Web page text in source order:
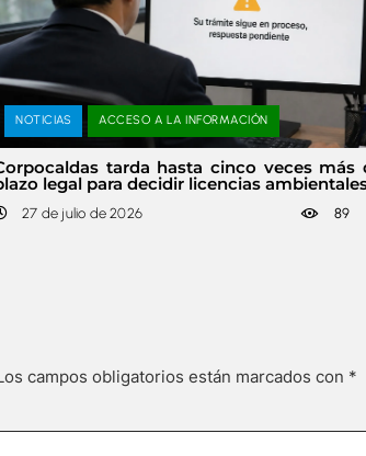
NOTICIAS ACCESO A LA INFORMACIÓN
tarda hasta cinco veces más
legal para decidir licencias
27 de julio de 2026 89
campos obligatorios están marcados con *